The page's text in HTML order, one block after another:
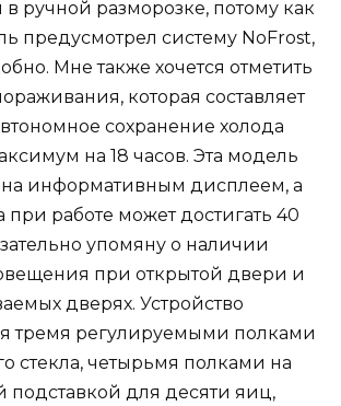
ручной разморозке, потому как
предусмотрел систему NoFrost,
Мне также хочется отметить
которая составляет
сохранение холода
на 18 часов. Эта модель
информативным дисплеем, а
работе может достигать 40
упомяну о наличии
при открытой двери и
дверях. Устройство
тремя регулируемыми полками
стекла, четырьмя полками на
подставкой для десяти яиц,